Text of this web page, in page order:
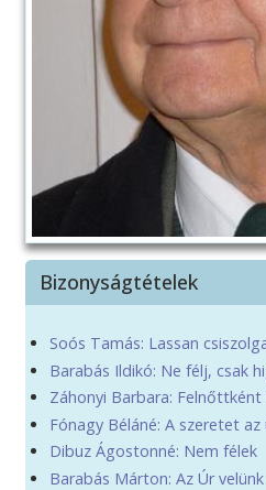
Bizonyságtételek
Soós Tamás: Lassan
Barabás Ildikó: Ne félj, csak
Záhonyi Barbara:
Fónagy Béláné: A szeretet
Dibuz Ágostonné: Nem félek
Barabás Márton: Az Úr